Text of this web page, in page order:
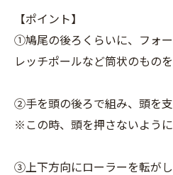
【ポイント】
①鳩尾の後ろくらいに、フォ
レッチポールなど筒状のものを
②手を頭の後ろで組み、頭を支
※この時、頭を押さないように
③上下方向にローラーを転が